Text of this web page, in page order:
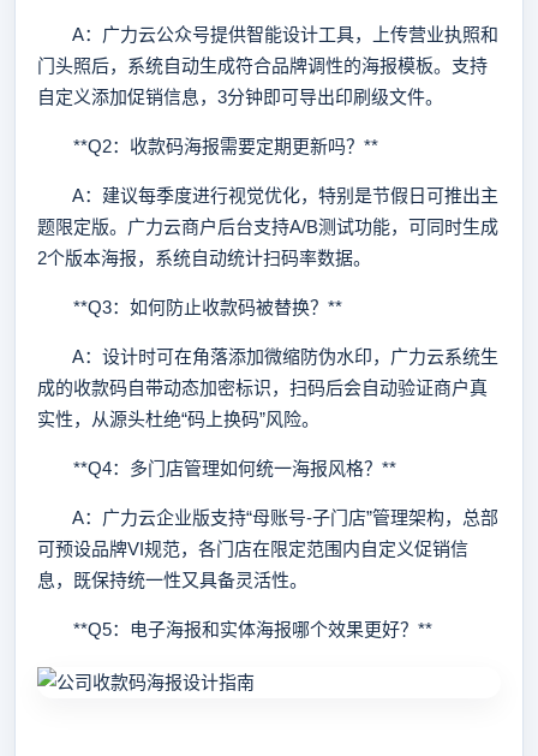
A：广力云公众号提供智能设计工具，上传营业执照和
门头照后，系统自动生成符合品牌调性的海报模板。支持
自定义添加促销信息，3分钟即可导出印刷级文件。
**Q2：收款码海报需要定期更新吗？**
A：建议每季度进行视觉优化，特别是节假日可推出主
题限定版。广力云商户后台支持A/B测试功能，可同时生成
2个版本海报，系统自动统计扫码率数据。
**Q3：如何防止收款码被替换？**
A：设计时可在角落添加微缩防伪水印，广力云系统生
成的收款码自带动态加密标识，扫码后会自动验证商户真
实性，从源头杜绝“码上换码”风险。
**Q4：多门店管理如何统一海报风格？**
A：广力云企业版支持“母账号-子门店”管理架构，总部
可预设品牌VI规范，各门店在限定范围内自定义促销信
息，既保持统一性又具备灵活性。
**Q5：电子海报和实体海报哪个效果更好？**